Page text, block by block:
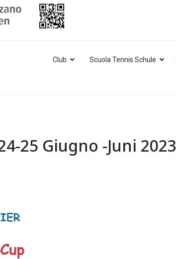
Club Scuola Tennis Schule
25 Giugno -Juni 2023